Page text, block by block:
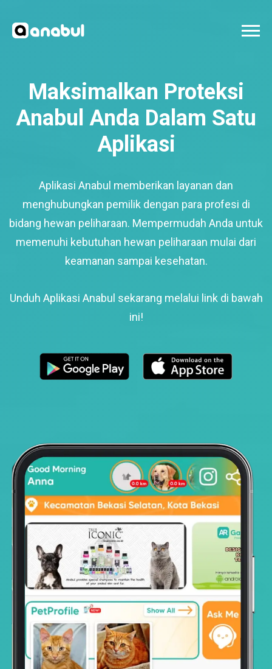
Maksimalkan Proteksi
Anabul Anda Dalam Satu
Aplikasi
Aplikasi Anabul memberikan layanan dan
menghubungkan pemilik dengan para profesi di
bidang hewan peliharaan. Mempermudah Anda untuk
memenuhi kebutuhan hewan peliharaan mulai dari
keamanan sampai kesehatan.
Unduh Aplikasi Anabul sekarang melalui link di bawah
ini!